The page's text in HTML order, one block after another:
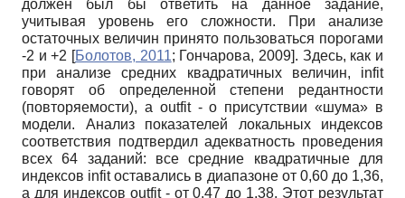
должен был бы ответить на данное задание,
учитывая уровень его сложности. При анализе
остаточных величин принято пользоваться порогами
-2 и +2 [Болотов, 2011; Гончарова, 2009]. Здесь, как и
при анализе средних квадратичных величин, infit
говорят об определенной степени редантности
(повторяемости), а outfit - о присутствии «шума» в
модели. Анализ показателей локальных индексов
соответствия подтвердил адекватность проведения
всех 64 заданий: все средние квадратичные для
индексов infitоставались в диапазоне от 0,60 до 1,36,
а для индексов outfit - от 0,47 до 1,38. Этот результат